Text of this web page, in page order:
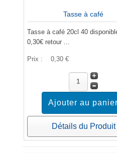
Tasse à café
Tasse à café 20cl 40
0,30€ retour ...
Prix : 0,30 €
Détails du Produit